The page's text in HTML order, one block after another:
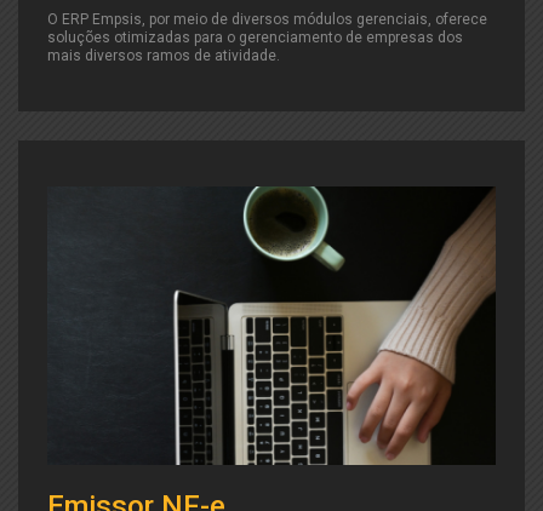
O ERP Empsis, por meio de diversos módulos gerenciais, oferece
soluções otimizadas para o gerenciamento de empresas dos
mais diversos ramos de atividade.